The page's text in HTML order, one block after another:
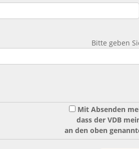
Bitte geben
Mit Absenden
dass der VDB
an den oben